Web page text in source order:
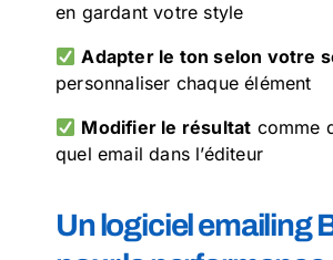
en gardant votre style
Adapter le ton selon votre
personnaliser chaque élément
Modifier le résultat comme
quel email dans l’éditeur
Un logiciel emailing